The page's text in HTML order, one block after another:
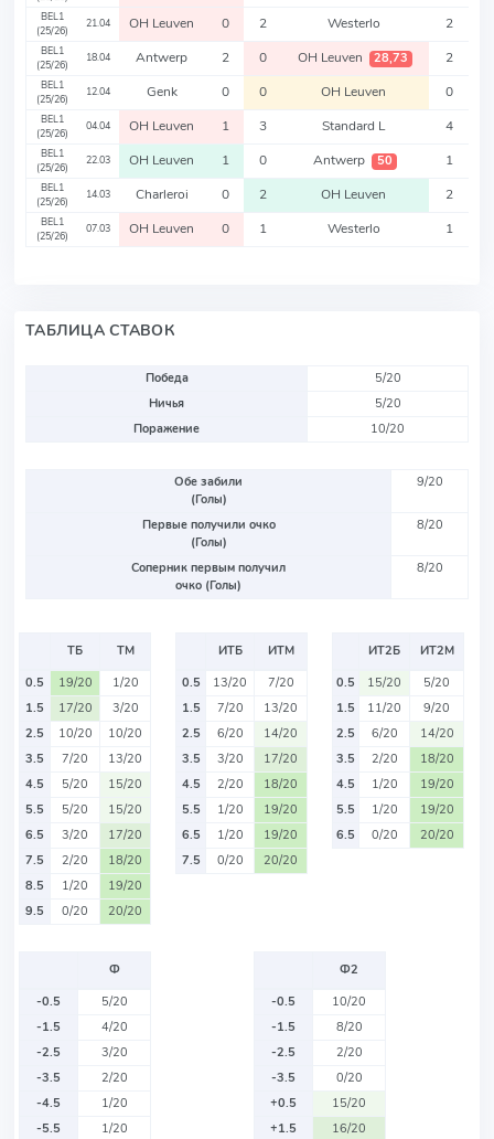
BEL1
(25/26)
21.04 OH Leuven 0 2 Westerlo 2
BEL1
(25/26)
18.04 Antwerp 2 0 OH Leuven 28,73 2
BEL1
(25/26)
12.04 Genk 0 0 OH Leuven 0
BEL1
(25/26)
04.04 OH Leuven 1 3 Standard L 4
BEL1
(25/26)
22.03 OH Leuven 1 0 Antwerp 50 1
BEL1
(25/26)
14.03 Charleroi 0 2 OH Leuven 2
BEL1
(25/26)
07.03 OH Leuven 0 1 Westerlo 1
ТАБЛИЦА СТАВОК
Победа
5/20
Ничья
5/20
Поражение
10/20
Обе забили
(Голы)
9/20
Первые получили очко
(Голы)
8/20
Соперник первым получил
очко (Голы)
8/20
ТБ
ТМ
0.5
19/20
1/20
1.5
17/20
3/20
2.5
10/20
10/20
3.5
7/20
13/20
4.5
5/20
15/20
5.5
5/20
15/20
6.5
3/20
17/20
7.5
2/20
18/20
8.5
1/20
19/20
9.5
0/20 20/20
ИТБ
ИТМ
0.5
13/20
7/20
1.5
7/20
13/20
2.5
6/20
14/20
3.5
3/20
17/20
4.5
2/20
18/20
5.5
1/20
19/20
6.5
1/20
19/20
7.5
0/20 20/20
ИТ2Б
ИТ2М
0.5
15/20
5/20
1.5
11/20
9/20
2.5
6/20
14/20
3.5
2/20
18/20
4.5
1/20
19/20
5.5
1/20
19/20
6.5
0/20 20/20
Ф
-0.5
5/20
-1.5
4/20
-2.5
3/20
-3.5
2/20
-4.5
1/20
-5.5
1/20
Ф2
-0.5
10/20
-1.5
8/20
-2.5
2/20
-3.5
0/20
+0.5
15/20
+1.5
16/20